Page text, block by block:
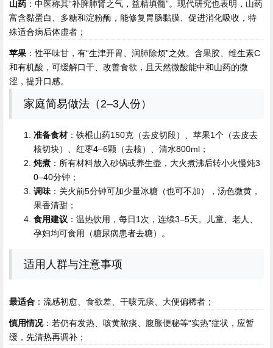
山药 ：中医称其“补脾肺肾之气，益精填髓”。现代研究也表明，山药
富含黏蛋白、多糖和淀粉酶，能修复胃肠黏膜、促进消化吸收，特
殊适合病后体虚者；
苹果 ：性平味甘，有“生津开胃、润肺除烦”之效。含果胶、维生素C
和有机酸，可缓解口干、改善食欲，且天然微酸能中和山药的微
涩，提升口感。
家庭简易做法（2–3人份）
准备食材：铁棍山药150克（去皮切段）、苹果1个（去皮去
核切块）、红枣4–6颗（去核）、清水800ml；
炖煮 ：所有材料放入砂锅或养生壶，大火煮沸后转小火慢炖3
0–40分钟；
调味 ：关火前5分钟可加少量冰糖（也可不加），汤色微黄，
果香清甜；
食用建议 ：温热饮用，每日1次，连续3–5天。儿童、老人、
孕妇均可食用（糖尿病患者去糖）。
适用人群与注意事项
最适合 ：流感初愈、食欲差、干咳无痰、大便偏稀者；
慎用情况：若仍有发热、咳黄脓痰、腹胀便秘等“实热”症状，应暂
缓，先清热再调补；